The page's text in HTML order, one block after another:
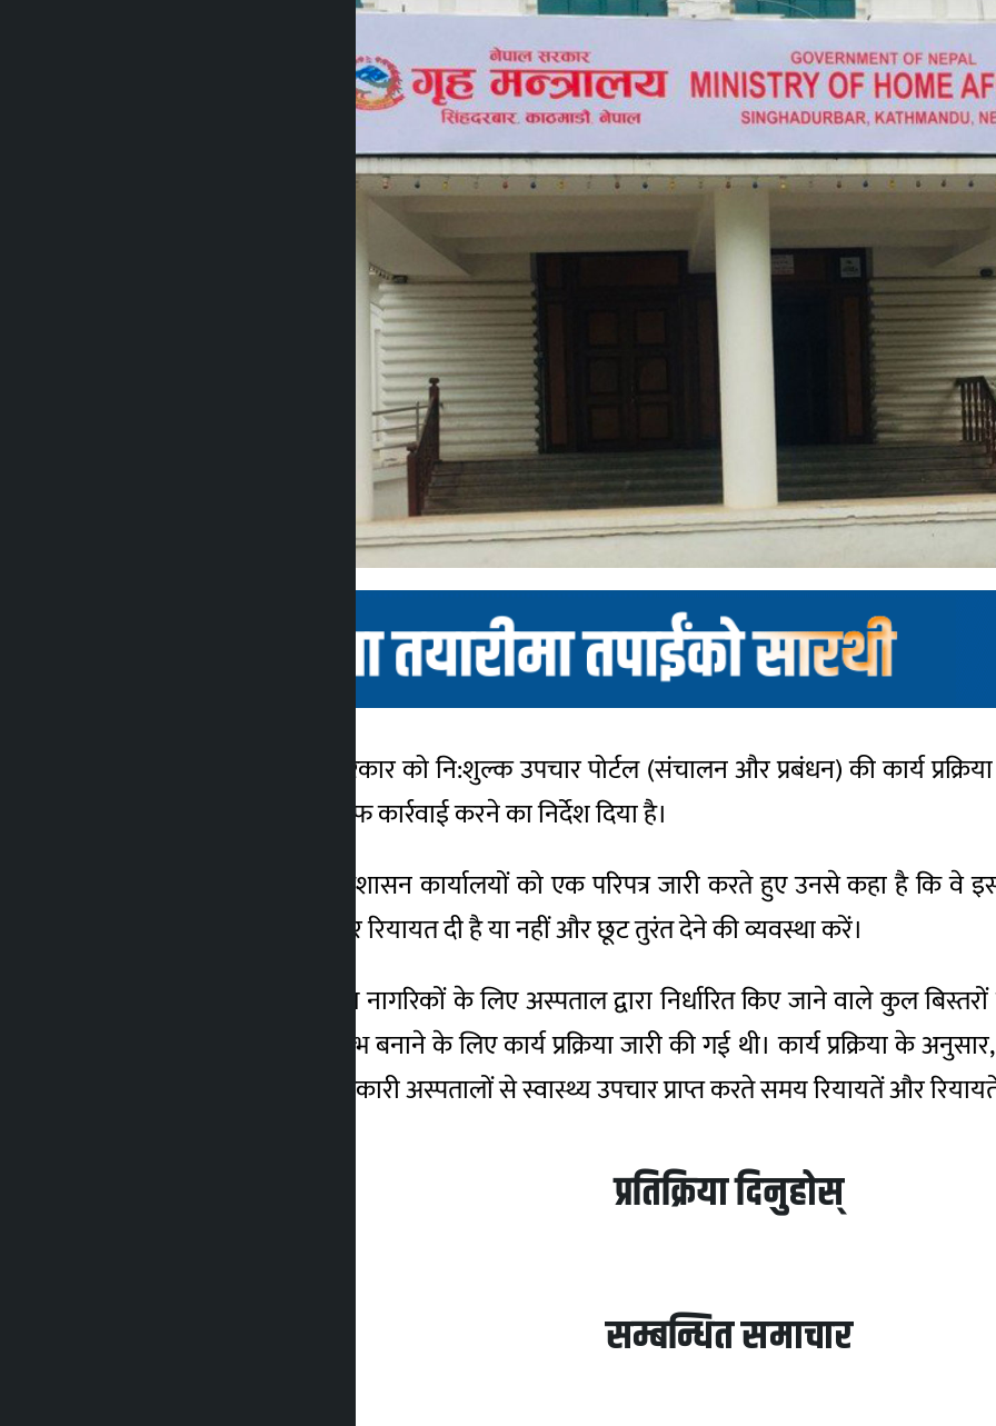
काठमांडू। गृह मंत्रालय ने सरकार को नि:शुल्क उपचार पोर्टल (संचालन और प्रबंधन) की कार्य
करने वाले निकायों के खिलाफ कार्रवाई करने का निर्देश दिया है।
गृह मंत्रालय ने सभी जिला प्रशासन कार्यालयों को एक परिपत्र जारी करते हुए उनसे कहा है कि वे
प्रक्रिया में उल्लिखित छूट और रियायत दी है या नहीं और छूट तुरंत देने की व्यवस्था करें।
निर्धन, असहाय और असहाय नागरिकों के लिए अस्पताल द्वारा निर्धारित किए जाने वाले कुल
व्यवस्थित, पारदर्शी और सुलभ बनाने के लिए कार्य प्रक्रिया जारी की गई थी। कार्य प्रक्रिया के
निजी, सहकारी और गैर-लाभकारी अस्पतालों से स्वास्थ्य उपचार प्राप्त करते समय रियायतें और
प्रतिक्रिया दिनुहोस्
सम्बन्धित समाचार